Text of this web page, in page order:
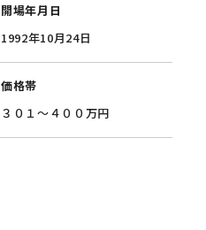
開場年月日
1992年10月24日
価格帯
３０１～４００万円